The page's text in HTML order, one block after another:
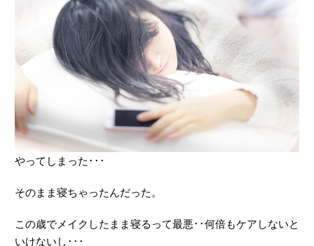
やってしまった･･･
そのまま寝ちゃったんだった。
この歳でメイクしたまま寝るって最悪･･何倍もケアしないと
いけないし･･･